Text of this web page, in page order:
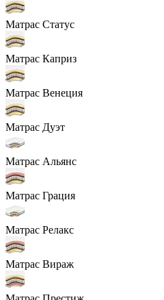
Матрас Статус
Матрас Каприз
Матрас Венеция
Матрас Дуэт
Матрас Альянс
Матрас Грация
Матрас Релакс
Матрас Вираж